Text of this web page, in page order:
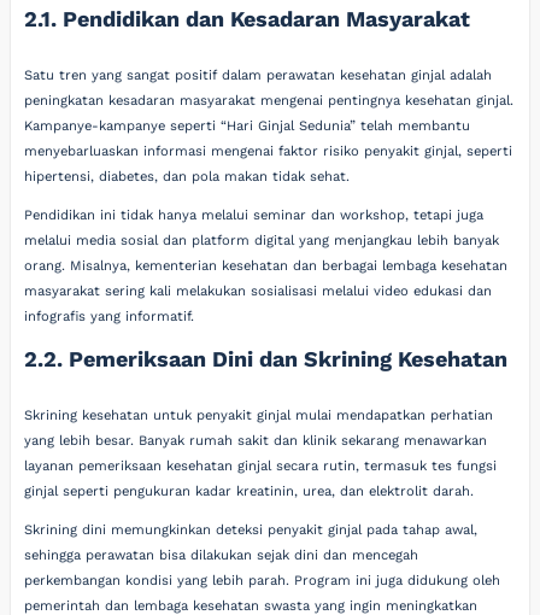
2.1. Pendidikan dan Kesadaran Masyarakat
Satu tren yang sangat positif dalam perawatan kesehatan ginjal adalah
peningkatan kesadaran masyarakat mengenai pentingnya kesehatan ginjal.
Kampanye-kampanye seperti “Hari Ginjal Sedunia” telah membantu
menyebarluaskan informasi mengenai faktor risiko penyakit ginjal, seperti
hipertensi, diabetes, dan pola makan tidak sehat.
Pendidikan ini tidak hanya melalui seminar dan workshop, tetapi juga
melalui media sosial dan platform digital yang menjangkau lebih banyak
orang. Misalnya, kementerian kesehatan dan berbagai lembaga kesehatan
masyarakat sering kali melakukan sosialisasi melalui video edukasi dan
infografis yang informatif.
2.2. Pemeriksaan Dini dan Skrining Kesehatan
Skrining kesehatan untuk penyakit ginjal mulai mendapatkan perhatian
yang lebih besar. Banyak rumah sakit dan klinik sekarang menawarkan
layanan pemeriksaan kesehatan ginjal secara rutin, termasuk tes fungsi
ginjal seperti pengukuran kadar kreatinin, urea, dan elektrolit darah.
Skrining dini memungkinkan deteksi penyakit ginjal pada tahap awal,
sehingga perawatan bisa dilakukan sejak dini dan mencegah
perkembangan kondisi yang lebih parah. Program ini juga didukung oleh
pemerintah dan lembaga kesehatan swasta yang ingin meningkatkan